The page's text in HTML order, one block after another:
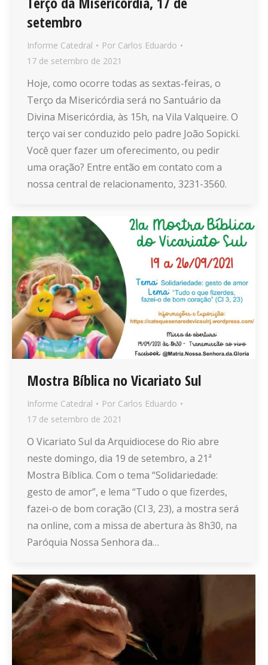
setembro
Informe Catedral Por Carlos Eduardo
17 de setembro de 2021
Hoje, como ocorre todas as sextas-feiras, o
Terço da Misericórdia será no Santuário da
Divina Misericórdia, às 15h, na Vila Valqueire. O
terço vai ser conduzido pelo padre João Sopicki.
Você quer fazer um oferecimento, ou pedir
uma oração? Entre então em contato com a
nossa central de relacionamento, 3231-3560.
Mostra Bíblica no Vicariato Sul
Informe Catedral Por Carlos Eduardo
17 de setembro de 2021
O Vicariato Sul da Arquidiocese do Rio abre
neste domingo, dia 19 de setembro, a 21ª
Mostra Bíblica. Com o tema “Solidariedade:
gesto de amor”, e lema “Tudo o que fizerdes,
fazei-o de bom coração (Cl 3, 23), a mostra será
na online, com a missa de abertura às 8h30, na
Paróquia Nossa Senhora da…